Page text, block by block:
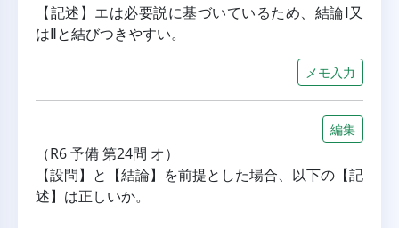
【記述】エは必要説に基づいているため、結論Ⅰ又
はⅡと結びつきやすい。
メモ入力
編集
（R6 予備 第24問 オ）
【設問】と【結論】を前提とした場合、以下の【記
述】は正しいか。